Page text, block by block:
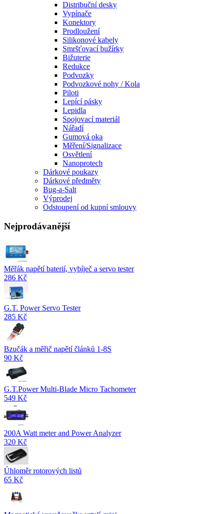
Distribuční desky
Vypínače
Konektory
Prodloužení
Silikonové kabely
Smršťovací bužírky
Bižuterie
Redukce
Podvozky
Podvozkové nohy / Kola
Piloti
Lepící pásky
Lepidla
Spojovací materiál
Nářadí
Gumová oka
Měření/Signalizace
Osvětlení
Nanoprotech
Dárkové poukazy
Dárkové předměty
Bug-a-Salt
Výprodej
Odstoupení od kupní smlouvy
Nejprodávanější
Měřák napětí baterií, vybíječ a servo tester
286 Kč
G.T. Power Servo Tester
285 Kč
Bzučák a měřič napětí článků 1-8S
90 Kč
G.T.Power Multi-Blade Micro Tachometer
549 Kč
200A Watt meter and Power Analyzer
320 Kč
Úhloměr rotorových listů
65 Kč